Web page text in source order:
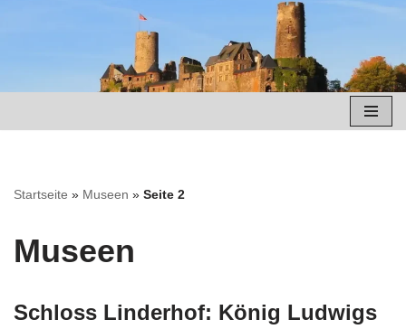
springen
Startseite » Museen » Seite 2
Museen
Schloss Linderhof: König Ludwigs